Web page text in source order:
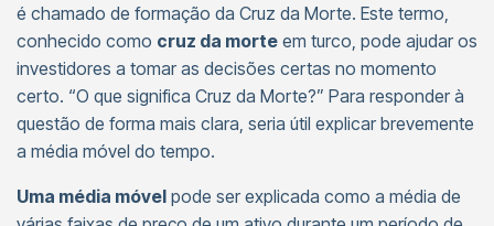
é chamado de formação da Cruz da Morte. Este termo,
conhecido como cruz da morte em turco, pode ajudar os
investidores a tomar as decisões certas no momento
certo. “O que significa Cruz da Morte?” Para responder à
questão de forma mais clara, seria útil explicar brevemente
a média móvel do tempo.
Uma média móvel pode ser explicada como a média de